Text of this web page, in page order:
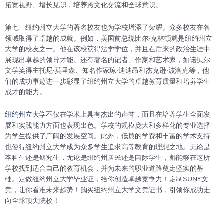
拓宽视野、增长见识，培养跨文化交流和全球意识。
第七，纽约州立大学的著名校友也为学校增添了荣耀。众多校友在各
领域取得了卓越的成就。例如，美国前总统比尔·克林顿就是纽约州立
大学的校友之一。他在该校获得法学学位，并且在后来的政治生涯中
展现出卓越的领导才能。还有著名的记者、作家和艺术家，如诺贝尔
文学奖得主托尼·莫里森、知名作家琼·迪迪昂和杰克逊·波洛克等，他
们的成功事迹进一步彰显了纽约州立大学的卓越教育质量和培养学生
成才的能力。
纽约州立大学不仅在学术上具有杰出的声誉，而且在培养学生全面发
展和实践能力方面也表现出色。学校的规模庞大和多样化的专业选择
为学生提供了广阔的发展空间。此外，低廉的学费和丰富的学术支持
也使得纽约州立大学成为众多学生追求高等教育的理想之地。无论是
本科生还是研究生，无论是纽约州居民还是国际学生，都能够在这所
学校找到适合自己的教育机会，并为未来的职业道路奠定坚实的基
础。定做纽约州立大学毕业证，给你创造卓越竞争力！定制SUNY文
凭，让你看准未来趋势！购买纽约州立大学文凭证书，引领你成功走
向全球顶尖院校！